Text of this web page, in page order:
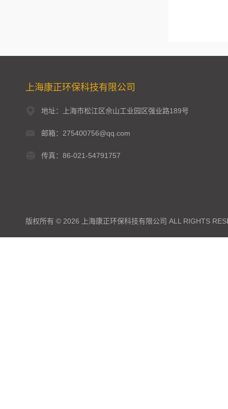
上海康正环保科技有限公司
地址：上海市松江区佘山工业园区强业路189号
邮箱：275400756@qq.com
传真：86-021-54791757
版权所有 © 2026 上海康正环保科技有限公司 ALL RIGHTS